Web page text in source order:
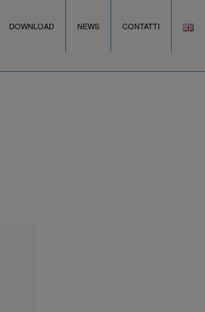
DOWNLOAD NEWS CONTATTI